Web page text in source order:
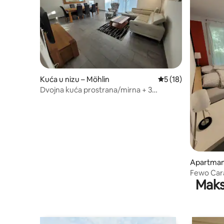
Kuća u nizu – Möhlin Prosječna ocjena:
5 (18)
Dvojna kuća prostrana/mirna + 3
Apartman
kingen
Fewo